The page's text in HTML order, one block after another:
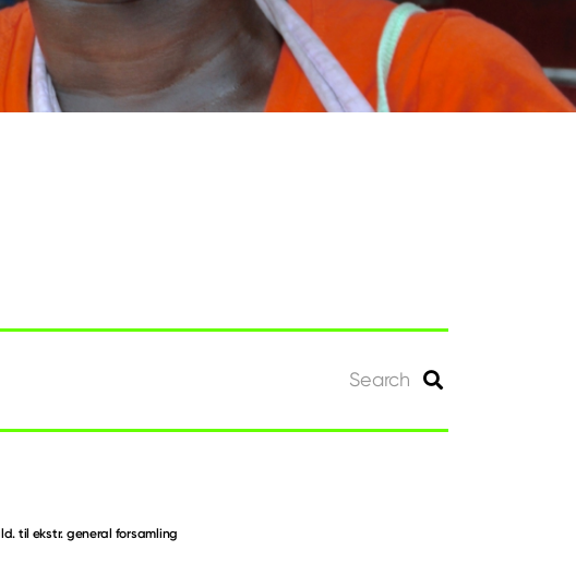
til ekstr. general forsamling